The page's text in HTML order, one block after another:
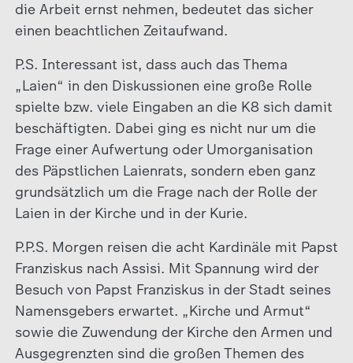
die Arbeit ernst nehmen, bedeutet das sicher
einen beachtlichen Zeitaufwand.
P.S. Interessant ist, dass auch das Thema
„Laien“ in den Diskussionen eine große Rolle
spielte bzw. viele Eingaben an die K8 sich damit
beschäftigten. Dabei ging es nicht nur um die
Frage einer Aufwertung oder Umorganisation
des Päpstlichen Laienrats, sondern eben ganz
grundsätzlich um die Frage nach der Rolle der
Laien in der Kirche und in der Kurie.
P.P.S. Morgen reisen die acht Kardinäle mit Papst
Franziskus nach Assisi. Mit Spannung wird der
Besuch von Papst Franziskus in der Stadt seines
Namensgebers erwartet. „Kirche und Armut“
sowie die Zuwendung der Kirche den Armen und
Ausgegrenzten sind die großen Themen des